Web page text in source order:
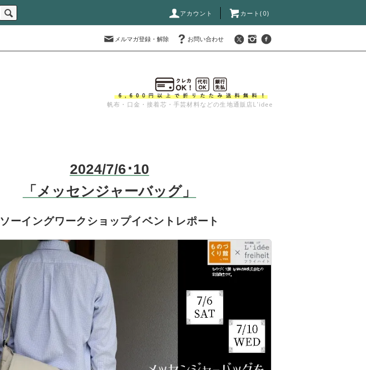
アカウント カート(0)
メルマガ登録・解除 お問い合わせ
帆布・口金・接着芯・手芸材料などの生地通販店L'idee
2024/7/6･10
「メッセンジャーバッグ」
ソーイングワークショップイベントレポート